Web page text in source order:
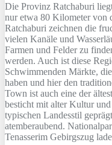
Die Provinz Ratchaburi
nur etwa 80 Kilometer von
Ratchaburi zeichnen die
vielen Kanäle und
Farmen und Felder zu
werden. Auch ist diese
Schwimmenden Märkte,
haben und hier den
Town ist auch eine der
besticht mit alter Kultur
typischen Landesstil
atemberaubend.
Tenasserim Gebirgszug